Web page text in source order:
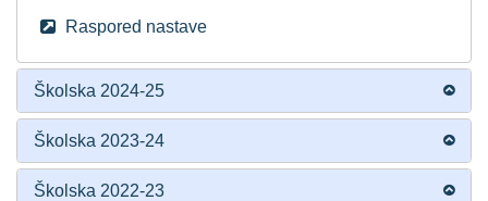
Raspored nastave
Školska 2024-25
Školska 2023-24
Školska 2022-23